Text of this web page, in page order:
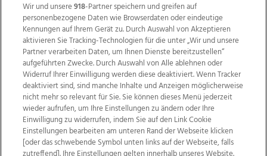
Wir über uns Mediadaten Kontakt
Jobs
Wir und unsere918-Partner speichern und greifen auf
personenbezogene Daten wie Browserdaten oder eindeutige
Kennungen auf Ihrem Gerät zu. Durch Auswahl von Akzeptieren
aktivieren Sie Tracking-Technologien für die unter „Wir und unsere
Partner verarbeiten Daten, um Ihnen Dienste bereitzustellen“
aufgeführten Zwecke. Durch Auswahl von Alle ablehnen oder
Widerruf Ihrer Einwilligung werden diese deaktiviert. Wenn Tracker
deaktiviert sind, sind manche Inhalte und Anzeigen möglicherweise
nicht mehr so relevant für Sie. Sie können dieses Menü jederzeit
wieder aufrufen, um Ihre Einstellungen zu ändern oder Ihre
Einwilligung zu widerrufen, indem Sie auf den Link Cookie
Einstellungen bearbeiten am unteren Rand der Webseite klicken
[oder das schwebende Symbol unten links auf der Webseite, falls